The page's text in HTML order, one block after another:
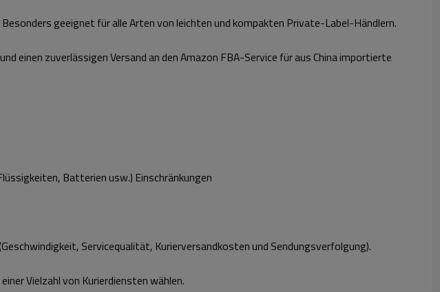
geeignet für alle Arten von leichten und kompakten Private-Label-Händlern.
einen zuverlässigen Versand an den Amazon FBA-Service für aus China importierte
Batterien usw.) Einschränkungen
Servicequalität, Kurierversandkosten und Sendungsverfolgung).
Vielzahl von Kurierdiensten wählen.